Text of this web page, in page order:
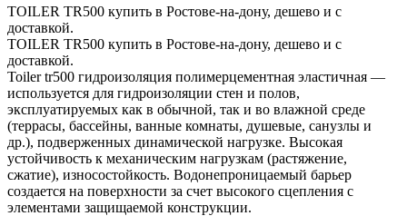
TOILER TR500 купить в Ростове-на-дону, дешево и с
доставкой.
TOILER TR500 купить в Ростове-на-дону, дешево и с
доставкой.
Toiler tr500 гидроизоляция полимерцементная эластичная —
используется для гидроизоляции стен и полов,
эксплуатируемых как в обычной, так и во влажной среде
(террасы, бассейны, ванные комнаты, душевые, санузлы и
др.), подверженных динамической нагрузке. Высокая
устойчивость к механическим нагрузкам (растяжение,
сжатие), износостойкость. Водонепроницаемый барьер
создается на поверхности за счет высокого сцепления с
элементами защищаемой конструкции.